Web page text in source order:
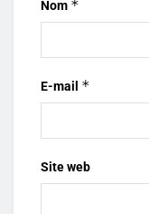
Nom *
E-mail *
Site web